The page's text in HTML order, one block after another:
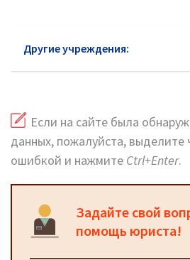
Другие учреждения:
Если на сайте была
данных, пожалуйста, выделите
ошибкой и нажмите Ctrl+Enter.
Задайте свой
помощь юриста!